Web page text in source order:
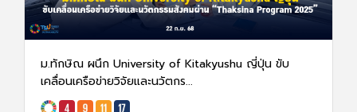
ม.ทักษิณ ผนึก University of Kitakyushu ญี่ปุ่น ขับ
เคลื่อนเครือข่ายวิจัยและนวัตกร...